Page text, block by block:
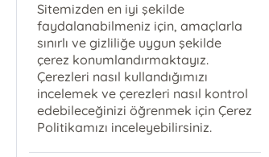
Sitemizden en iyi şekilde
faydalanabilmeniz için, amaçlarla
sınırlı ve gizliliğe uygun şekilde
çerez konumlandırmaktayız.
Çerezleri nasıl kullandığımızı
incelemek ve çerezleri nasıl kontrol
edebileceğinizi öğrenmek için Çerez
Politikamızı inceleyebilirsiniz.